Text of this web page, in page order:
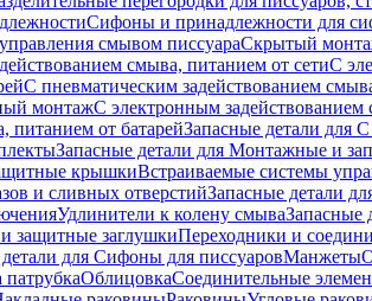
Сифоны и принадлежности для
смывом писсуараСкрытый
смыва, питанием от сетиС
С пневматическим задействованием
монтажС электронным задействованием
питанием от батарейЗапасные детали для
Запасные детали для Монтажные и
крышкиВстраиваемые системы
и сливных отверстийЗапасные детали
Удлинители к колену смываЗапасные
защитные заглушкиПереходники и
для Cифоны для писсуаровМанжеты
ОблицовкаСоединительные